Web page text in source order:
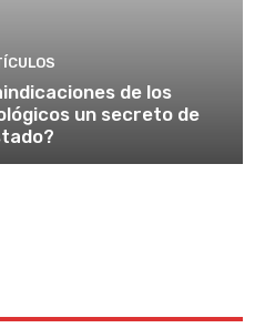
de los
un secreto de